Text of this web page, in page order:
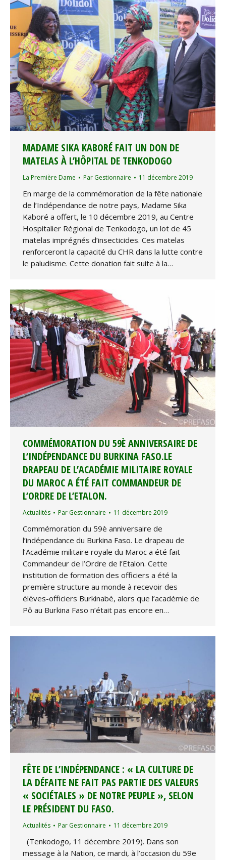
MADAME SIKA KABORÉ FAIT UN DON DE
MATELAS À L’HÔPITAL DE TENKODOGO
La Première Dame Par Gestionnaire 11 décembre 2019
En marge de la commémoration de la fête nationale
de l’Indépendance de notre pays, Madame Sika
Kaboré a offert, le 10 décembre 2019, au Centre
Hospitalier Régional de Tenkodogo, un lot de 45
matelas imprégnés d’insecticides. Ces matelas
renforceront la capacité du CHR dans la lutte contre
le paludisme. Cette donation fait suite à la…
COMMÉMORATION DU 59È ANNIVERSAIRE DE
L’INDÉPENDANCE DU BURKINA FASO.LE
DRAPEAU DE L’ACADÉMIE MILITAIRE ROYALE
DU MAROC A ÉTÉ FAIT COMMANDEUR DE
L’ORDRE DE L’ETALON.
Actualités Par Gestionnaire 11 décembre 2019
Commémoration du 59è anniversaire de
l’indépendance du Burkina Faso. Le drapeau de
l’Académie militaire royale du Maroc a été fait
Commandeur de l’Ordre de l’Etalon. Cette
institution de formation des officiers a été la
première structure au monde à recevoir des
élèves-officiers Burkinabè, alors que l’académie de
Pô au Burkina Faso n’était pas encore en…
FÊTE DE L’INDÉPENDANCE : « LA CULTURE DE
LA DÉFAITE NE FAIT PAS PARTIE DES VALEURS
« SOCIÉTALES » DE NOTRE PEUPLE », SELON
LE PRÉSIDENT DU FASO.
Actualités Par Gestionnaire 11 décembre 2019
(Tenkodogo, 11 décembre 2019). Dans son
message à la Nation, ce mardi, à l’occasion du 59e